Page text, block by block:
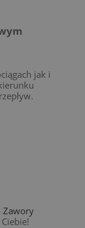
jak i
Zawory